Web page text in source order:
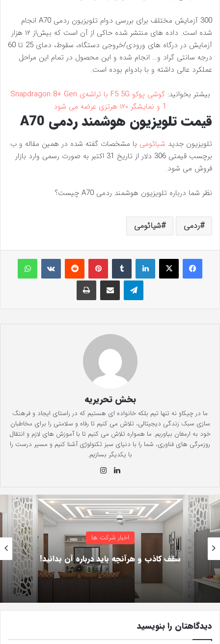
300 آزمایش مختلف برای بررسی دوام تلویزیون ردمی A70 انجام
شده است. داده های منتشر شده حاکی از آن است که بیش‌از ۱۲ هزار
آزمایش در درگاه های ورودی/خروجی دستگاه، سقوط، دمای 25 تا 60
درجه سانتی گراد و… انجام شده و این محصول در تمام این مراحل
عملکرد عالی داشته و با بادوام بوده است.
بیشتر بخوانید:
گوشی پوکو F5 5G با تراشه‌ی Snapdragon 8+ Gen
1 و نمایشگر ۱۲۰ هرتزی عرضه می شود
قیمت تلویزیون هوشمند ردمی A70
تلویزیون جدید شیائومی با مشخصات گفته شده در همین مقاله و ب
برچسب قیمتی 306 دلار از تاریخ 31 اکتبر به صورت رسمی وارد بازار
فروش می شود.
نظر شما درباره تلویزیون هوشمند ردمی A70 چیست؟
ردمی شیائومی
فیس بوک لینکدین ‫پین‌ترست ‫رددیت
تلگرام اشتراک گذاری از طریق ایمیل چاپ
بخش تحریریه
ما در چیکاو نه تنها تیم بلکه خانواده ای هستیم که در راستای ایجاد و فرهنگ
سازی سبک زندگی دیجیتالی، تلاش می کنیم تا رفاه و سلامتی را برای مخاطبان
خود به ارمغان بیاوریم. ما همواره تلاش می کنیم تا با آموزش های لازم و انتقال
روزمرگی های فناوری، شما را با دنیای سبز تکنولوژی آشنا کنیم و مسیر درست را
با یکدیگر بسازیم.
لینک
ن گرام
اخبار شرکت ها
چه مواردی در لباسشویی قابل تعمیر است؟
دیدگاهتان را بنویسید